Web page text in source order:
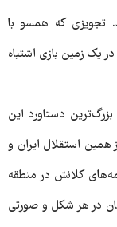
تجویزی که همسو با
یک زمین بازی اشتباه
بزرگ‌ترین دستاورد این
همین استقلال ایران و
کلانش در منطقه
در هر شکل و صورتی